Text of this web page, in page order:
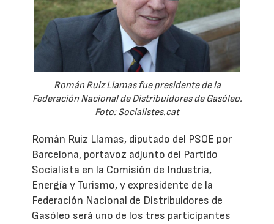
Román Ruiz Llamas fue presidente de la
Federación Nacional de Distribuidores de Gasóleo.
Foto: Socialistes.cat
Román Ruiz Llamas, diputado del PSOE por
Barcelona, portavoz adjunto del Partido
Socialista en la Comisión de Industria,
Energía y Turismo, y expresidente de la
Federación Nacional de Distribuidores de
Gasóleo será uno de los tres participantes